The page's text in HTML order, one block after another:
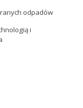
odpadów
i